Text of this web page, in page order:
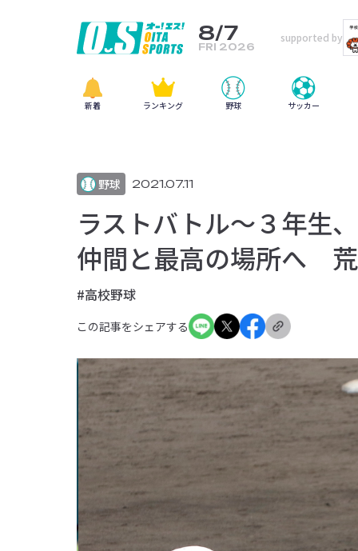
8/7
FRI 2026
supported by
新着 ランキング 野球 サッカー
野球 2021.07.11
ラストバトル〜３年
仲間と最高の場所へ
#高校野球
この記事をシェアする